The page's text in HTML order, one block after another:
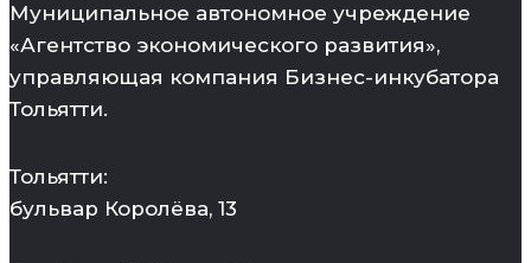
Муниципальное автономное учреждение
«Агентство экономического развития»,
управляющая компания Бизнес-инкубатора
Тольятти.
Тольятти:
бульвар Королёва, 13